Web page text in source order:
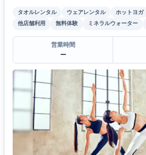
タオルレンタル ウェアレンタル ホットヨガ
他店舗利用
無料体験 ミネラルウォーター
営業時間
ー